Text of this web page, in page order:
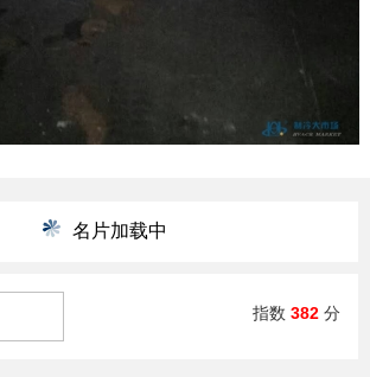
名片加载中
指数 382 分